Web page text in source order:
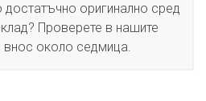
оригинално сред
Проверете в нашите
около седмица.